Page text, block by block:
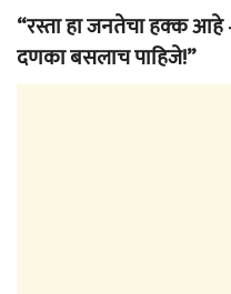
“रस्ता हा जनतेचा हक्क आहे
दणका बसलाच पाहिजे!”